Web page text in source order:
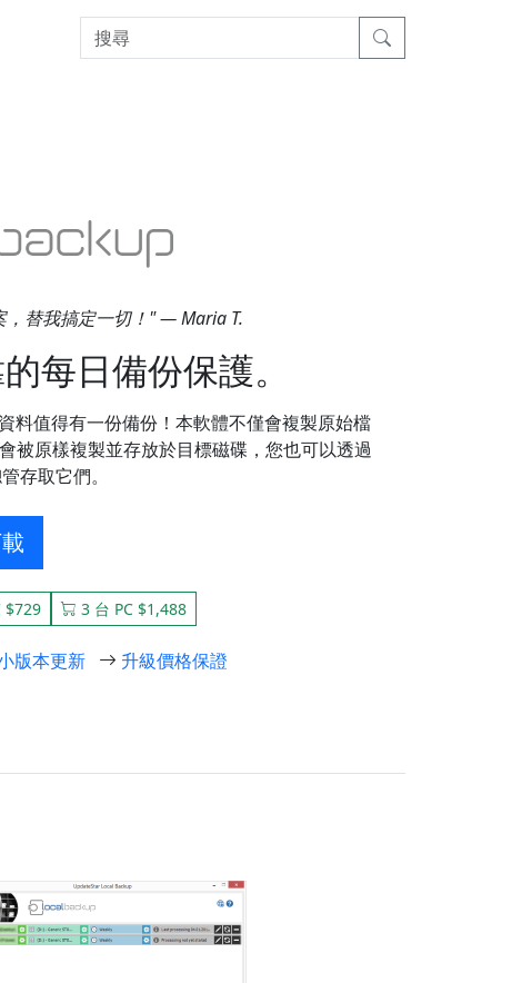
替我搞定一切！" — Maria T.
每日備份保護。
值得有一份備份！本軟體不僅會複製原始檔
被原樣複製並存放於目標磁碟，您也可以透過
存取它們。
$729 3 台 PC $1,488
版本更新 升級價格保證